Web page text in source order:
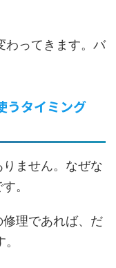
わってきます。バ
うタイミング
ません。なぜな
。
理であれば、だ